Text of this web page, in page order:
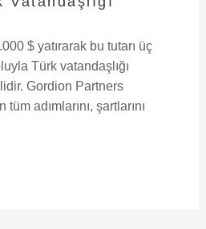
$ yatırarak bu tutarı üç
Türk vatandaşlığı
Gordion Partners
adımlarını, şartlarını